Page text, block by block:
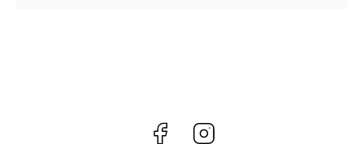
Facebook